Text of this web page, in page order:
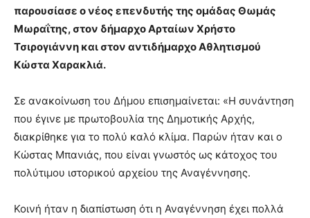
παρουσίασε ο νέος επενδυτής της ομάδας Θωμάς
Μωραΐτης, στον δήμαρχο Αρταίων Χρήστο
Τσιρογιάννη και στον αντιδήμαρχο Αθλητισμού
Κώστα Χαρακλιά.
Σε ανακοίνωση του Δήμου επισημαίνεται: «Η συνάντηση
που έγινε με πρωτοβουλία της Δημοτικής Αρχής,
διακρίθηκε για το πολύ καλό κλίμα. Παρών ήταν και ο
Κώστας Μπανιάς, που είναι γνωστός ως κάτοχος του
πολύτιμου ιστορικού αρχείου της Αναγέννησης.
Κοινή ήταν η διαπίστωση ότι η Αναγέννηση έχει πολλά